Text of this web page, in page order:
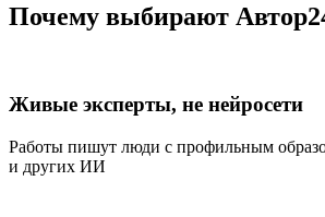
Почему выбирают
Живые эксперты, не нейросети
Работы пишут люди с профильным
и других ИИ